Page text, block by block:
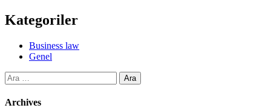
Kategoriler
Business law
Genel
Arama:
Archives